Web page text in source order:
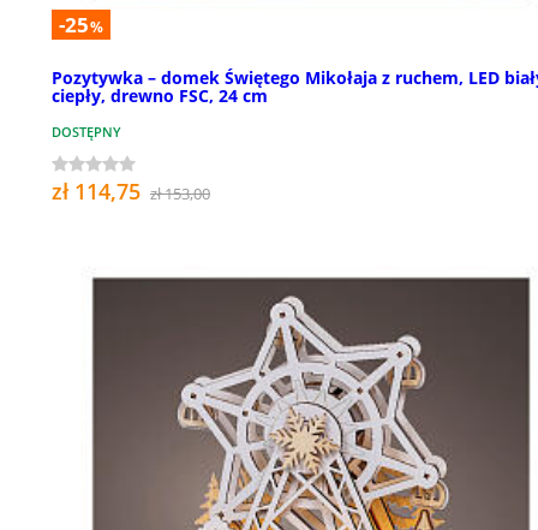
-25%
Pozytywka – domek Świętego Mikołaja z ruchem, LED
ciepły, drewno FSC, 24 cm
DOSTĘPNY
zł 114,75 zł 153,00